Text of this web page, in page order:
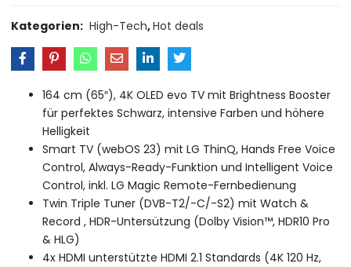
Kategorien: High-Tech,Hot deals
164 cm (65″), 4K OLED evo TV mit Brightness Booster
für perfektes Schwarz, intensive Farben und höhere
Helligkeit
Smart TV (webOS 23) mit LG ThinQ, Hands Free Voice
Control, Always-Ready-Funktion und Intelligent Voice
Control, inkl. LG Magic Remote-Fernbedienung
Twin Triple Tuner (DVB-T2/-C/-S2) mit Watch &
Record , HDR-Untersützung (Dolby Vision™, HDR10 Pro
& HLG)
4x HDMI unterstützte HDMI 2.1 Standards (4K 120 Hz,